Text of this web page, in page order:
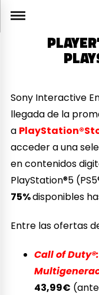
Sony Interactive
llegada de la
a
acceder a una
en contenidos
PlayStation®5
75%disponibles
Entre las ofertas
Call of
43,99€